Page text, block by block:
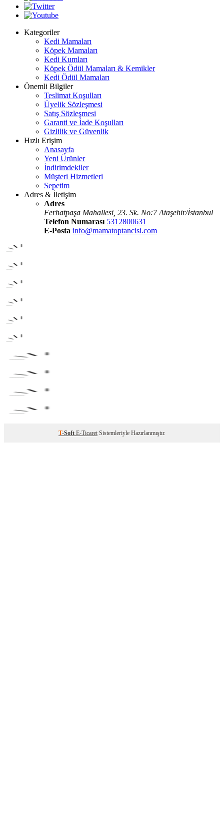
Kategoriler
Kedi Mamaları
Köpek Mamaları
Kedi Kumları
Köpek Ödül Mamaları & Kemikler
Kedi Ödül Mamaları
Önemli Bilgiler
Teslimat Koşulları
Üyelik Sözleşmesi
Satış Sözleşmesi
Garanti ve İade Koşulları
Gizlilik ve Güvenlik
Hızlı Erişim
Anasayfa
Yeni Ürünler
İndirimdekiler
Müşteri Hizmetleri
Sepetim
Adres & İletişim
Adres
Ferhatpaşa Mahallesi, 23. Sk. No:7 Ataşehir/İstanbul
Telefon Numarası 5312800631
E-Posta info@mamatoptancisi.com
T-Soft E-Ticaret Sistemleriyle Hazırlanmıştır.